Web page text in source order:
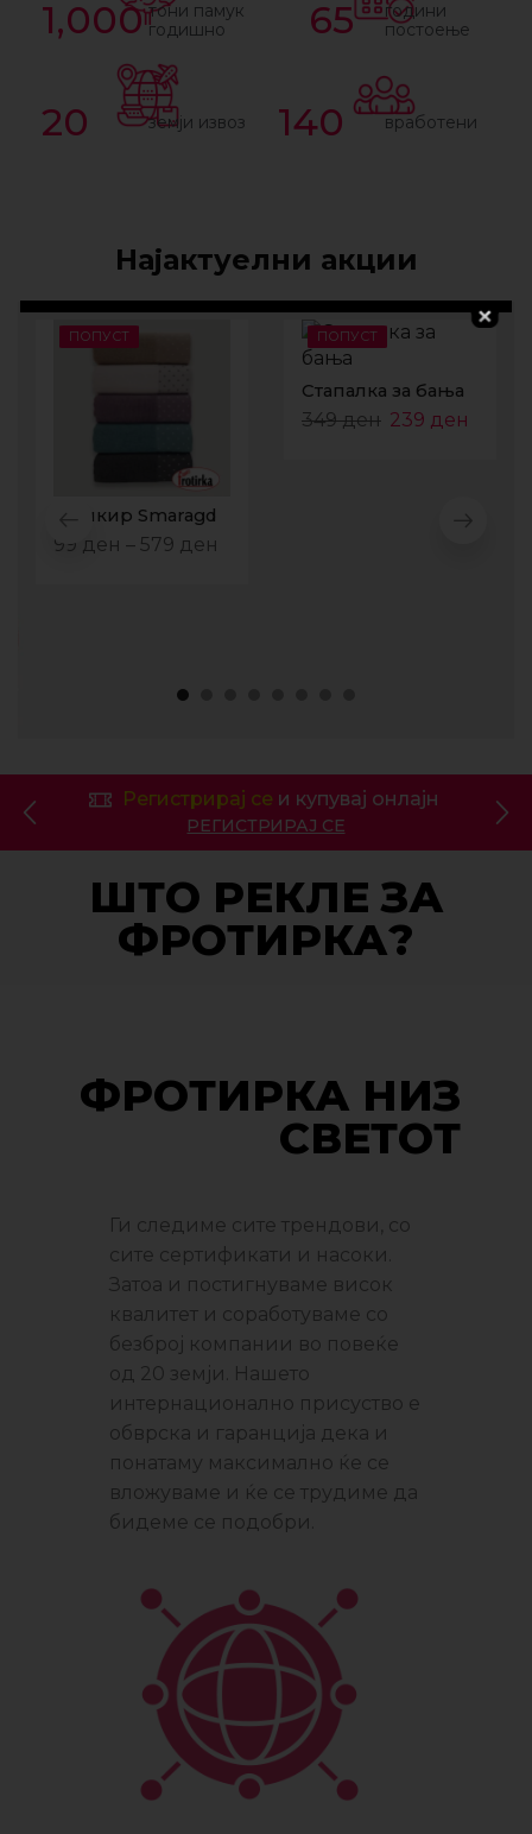
тони памук
годишно
1,000
години
постоење
65
земји извоз
20 вработени
140
Најактуелни акции
ПОПУСТ
Пешкир Smaragd
99 ден – 579 ден
ПОПУСТ
Стапалка за бања
349ден 239 ден
Регистрирај се и купувај онлајн
РЕГИСТРИРАЈ СЕ
ШТО РЕКЛЕ ЗА
ФРОТИРКА?
ФРОТИРКА НИЗ
СВЕТОТ
Ги следиме сите трендови, со
сите сертификати и насоки.
Затоа и постигнуваме висок
квалитет и соработуваме со
безброј компании во повеќе
од 20 земји. Нашето
интернационално присуство е
обврска и гаранција дека и
понатаму максимално ќе се
вложуваме и ќе се трудиме да
бидеме се подобри.